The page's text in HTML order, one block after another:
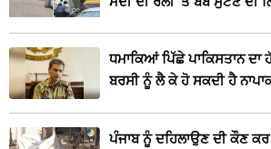
ਧਮਾਕਿਆਂ ਪਿੱਛੇ ਪਾਕਿਸਤਾਨ
ਬਰਸੀ ਨੂੰ ਲੈ ਕੇ ਹੋ ਸਕਦੀ ਹੈ
ਪੰਜਾਬ ਨੂੰ ਦਹਿਲਾਉਣ ਦੀ ਕੌਣ